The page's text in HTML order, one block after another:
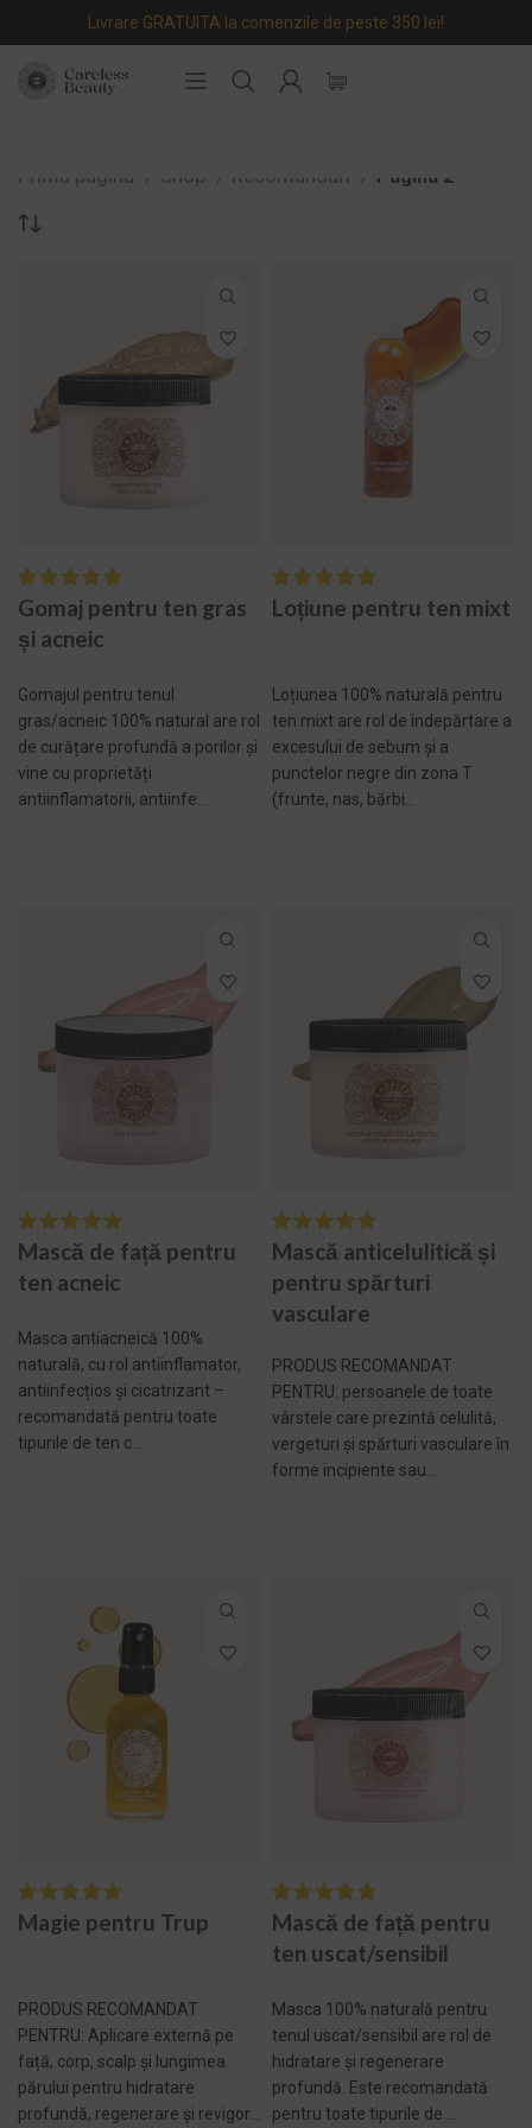
Livrare GRATUITA la comenzile de peste 350 lei!
Prima pagină Shop Recomandări Pagina 2
Gomaj pentru ten gras
și acneic
Gomajul pentru tenul
gras/acneic 100% natural are rol
de curățare profundă a porilor și
vine cu proprietăți
antiinflamatorii, antiinfe...
Loțiune pentru ten mixt
Loțiunea 100% naturală pentru
ten mixt are rol de îndepărtare a
excesului de sebum și a
punctelor negre din zona T
(frunte, nas, bărbi...
Mască de față pentru
ten acneic
Masca antiacneică 100%
naturală, cu rol antiinflamator,
antiinfecțios și cicatrizant –
recomandată pentru toate
tipurile de ten c...
Mască anticelulitică și
pentru spărturi
vasculare
PRODUS RECOMANDAT
PENTRU: persoanele de toate
vârstele care prezintă celulită,
vergeturi și spărturi vasculare în
forme incipiente sau...
Magie pentru Trup
PRODUS RECOMANDAT
PENTRU: Aplicare externă pe
față, corp, scalp și lungimea
părului pentru hidratare
profundă, regenerare și revigor...
Mască de față pentru
ten uscat/sensibil
Masca 100% naturală pentru
tenul uscat/sensibil are rol de
hidratare și regenerare
profundă. Este recomandată
pentru toate tipurile de ...